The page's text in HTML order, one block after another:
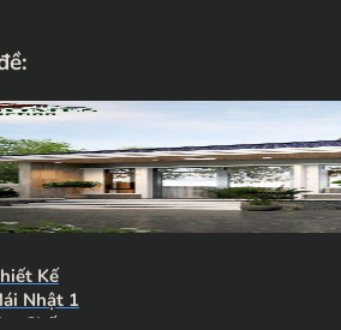
Kế
Nhật 1
Chất